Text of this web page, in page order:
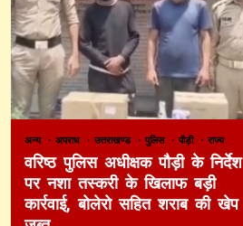
अन्य अपराध उत्तराखण्ड पुलिस पौड़ी राज्य
वरिष्ठ पुलिस अधीक्षक पौड़ी के निर्देश
पर नशा तस्करी के खिलाफ बड़ी
कार्रवाई, बोलेरो सहित शराब की खेप